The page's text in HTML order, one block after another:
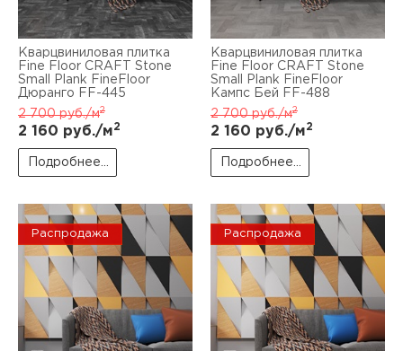
Кварцвиниловая плитка
Fine Floor CRAFT Stone
Small Plank FineFloor
Дюранго FF-445
2 700руб./м2
2 160 руб./м2
Подробнее...
Кварцвиниловая плитка
Fine Floor CRAFT Stone
Small Plank FineFloor
Кампс Бей FF-488
2 700руб./м2
2 160 руб./м2
Подробнее...
Распродажа Распродажа